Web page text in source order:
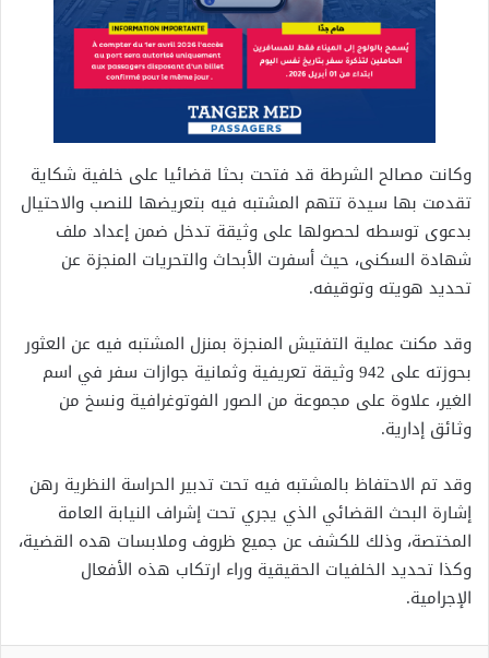
وكانت مصالح الشرطة قد فتحت بحثا قضائيا على خلفية شكاية
تقدمت بها سيدة تتهم المشتبه فيه بتعريضها للنصب والاحتيال
بدعوى توسطه لحصولها على وثيقة تدخل ضمن إعداد ملف
شهادة السكنى، حيث أسفرت الأبحاث والتحريات المنجزة عن
تحديد هويته وتوقيفه.
وقد مكنت عملية التفتيش المنجزة بمنزل المشتبه فيه عن العثور
بحوزته على 942 وثيقة تعريفية وثمانية جوازات سفر في اسم
الغير، علاوة على مجموعة من الصور الفوتوغرافية ونسخ من
وثائق إدارية.
وقد تم الاحتفاظ بالمشتبه فيه تحت تدبير الحراسة النظرية رهن
إشارة البحث القضائي الذي يجري تحت إشراف النيابة العامة
المختصة، وذلك للكشف عن جميع ظروف وملابسات هده القضية،
وكذا تحديد الخلفيات الحقيقية وراء ارتكاب هذه الأفعال
الإجرامية.